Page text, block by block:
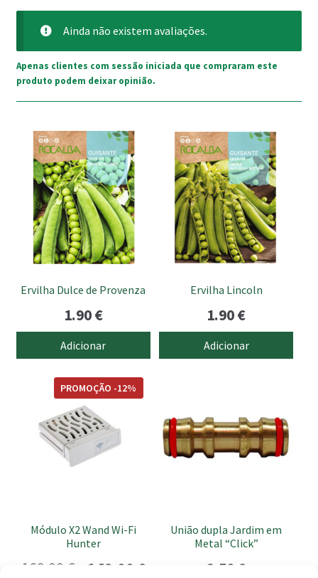
Ainda não existem avaliações.
Apenas clientes com sessão iniciada que compraram este
produto podem deixar opinião.
Ervilha Dulce de Provenza
1.90€
Adicionar
Ervilha Lincoln
1.90€
Adicionar
Módulo X2 Wand Wi-Fi
Hunter
PROMOÇÃO -12%
169.00 € 149.00 €O
União dupla Jardim em
Metal “Click”
2.50 €